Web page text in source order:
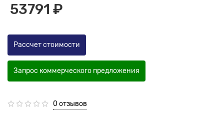
53791 ₽
Рассчет стоимости
Запрос коммерческого предложения
0 отзывов